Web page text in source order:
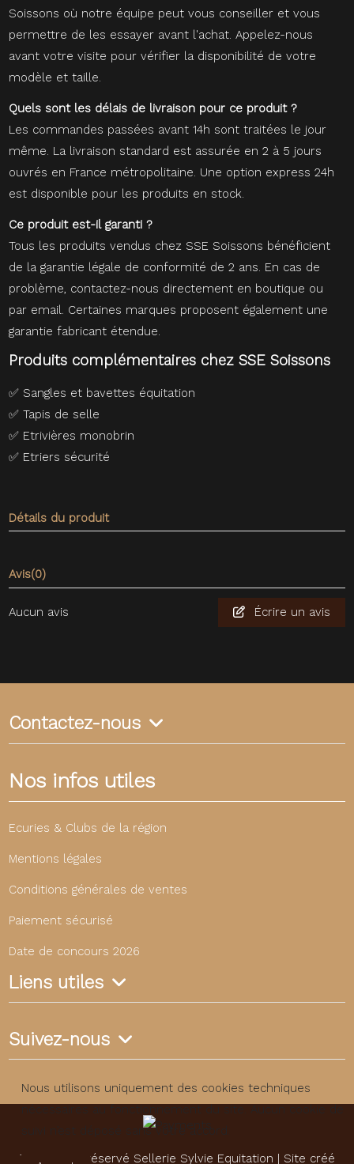
Soissons où notre équipe peut vous conseiller et vous
permettre de les essayer avant l'achat. Appelez-nous
avant votre visite pour vérifier la disponibilité de votre
modèle et taille.
Quels sont les délais de livraison pour ce produit ?
Les commandes passées avant 14h sont traitées le jour
même. La livraison standard est assurée en 2 à 5 jours
ouvrés en France métropolitaine. Une option express 24h
est disponible pour les produits en stock.
Ce produit est-il garanti ?
Tous les produits vendus chez SSE Soissons bénéficient
de la garantie légale de conformité de 2 ans. En cas de
problème, contactez-nous directement en boutique ou
par email. Certaines marques proposent également une
garantie fabricant étendue.
Produits complémentaires chez SSE Soissons
✅ Sangles et bavettes équitation
✅Tapis de selle
✅ Etrivières monobrin
✅ Etriers sécurité
Détails du produit
Avis(0)
Aucun avis Écrire un avis
Contactez-nous
Nos infos utiles
Ecuries & Clubs de la région
Mentions légales
Conditions générales de ventes
Paiement sécurisé
Date de concours 2026
Liens utiles
Suivez-nous
Tous droits réservé Sellerie Sylvie Equitation | Site créé
Nous utilisons uniquement des cookies techniques
nécessaires au fonctionnement du site. Aucun cookie de
suivi n’est déposé sans votre accord.